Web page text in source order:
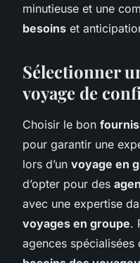
minutieuse et une
besoins et
Sélectionner
voyage de
Choisir le bon
pour garantir une
lors d’un voyage en
d’opter pour des
avec une expertise
voyages en groupe.
agences